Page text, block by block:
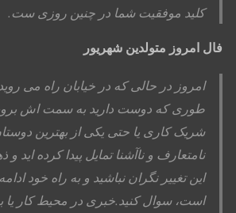
کلید موفقیت شما در چنین روزی ست.
فال امروز متولدین شهریور
امروز در حالی که در خیابان راه می
طوری که دوست دارید به سمت اش بروید و
شریک کاری یا حتی یکی از بهترین
نامتعارف و ناآشنا تمایل پیدا کرده
این تغییر نگران نباشید و به راه خود
است، سوال کنید.خبری در محیط کار یا